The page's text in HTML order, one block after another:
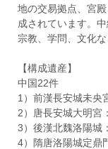
地の交易拠点、宮
成されています。
宗教、学問、文化
【構成遺産】
中国22件
1）前漢長安城未央
2）唐長安城大明宮
3）後漢北魏洛陽城
4）隋唐洛陽城定鼎